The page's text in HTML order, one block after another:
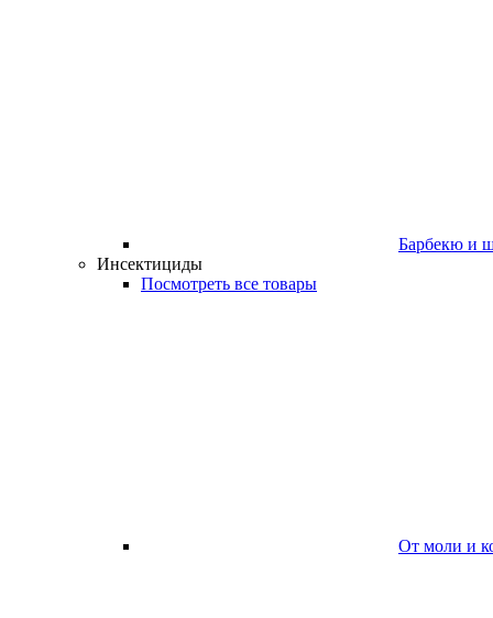
Барбекю и
Инсектициды
Посмотреть все товары
От моли и